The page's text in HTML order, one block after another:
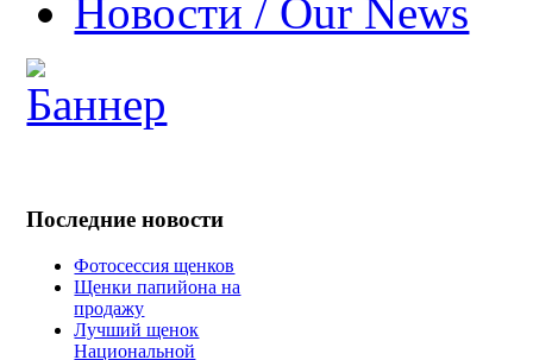
Новости / Our News
Последние новости
Фотосессия щенков
Щенки папийона на
продажу
Лучший щенок
Национальной